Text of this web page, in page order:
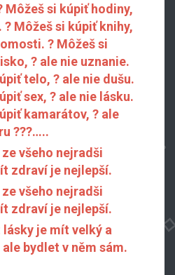
Môžeš si kúpiť hodiny,
? Môžeš si kúpiť knihy,
? Môžeš si
? ale nie uznanie.
telo, ? ale nie dušu.
sex, ? ale nie lásku.
kamarátov, ? ale
???…..
všeho nejradši
zdraví je nejlepší.
všeho nejradši
zdraví je nejlepší.
je mít velký a
bydlet v něm sám.